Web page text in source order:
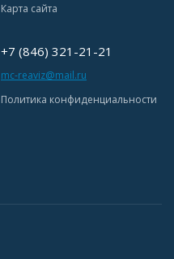
Карта сайта
+7 (846) 321-21-21
mc-reaviz@mail.ru
Политика конфиденциальности